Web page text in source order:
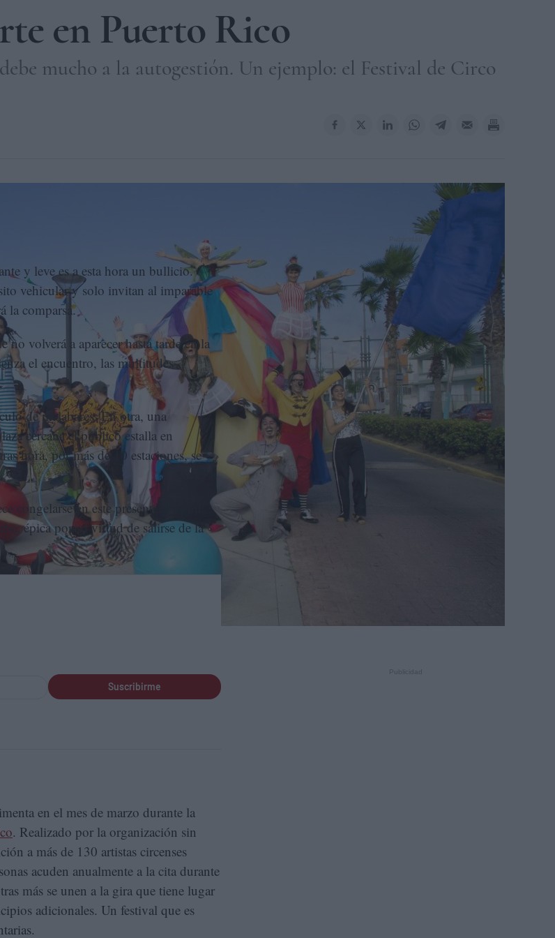
en Puerto Rico
mucho a la autogestión. Un ejemplo: el Festival de Circo
en Puerto Rico. CLAUDIA CARBONELL
y leve es a esta hora un bullicio.
vehicular y solo invitan al imparable
la comparsa.
volverá a aparecer hasta tarde en la
el encuentro, las multitudes
de malabares. En otra, una
cercana el público estalla en
hora, por más de 10 estaciones, se
congelarse en este presente. Por un
épica por su virtud de salirse de la
Suscribirme
en el mes de marzo durante la
. Realizado por la organización sin
a más de 130 artistas circenses
acuden anualmente a la cita durante
más se unen a la gira que tiene lugar
adicionales. Un festival que es